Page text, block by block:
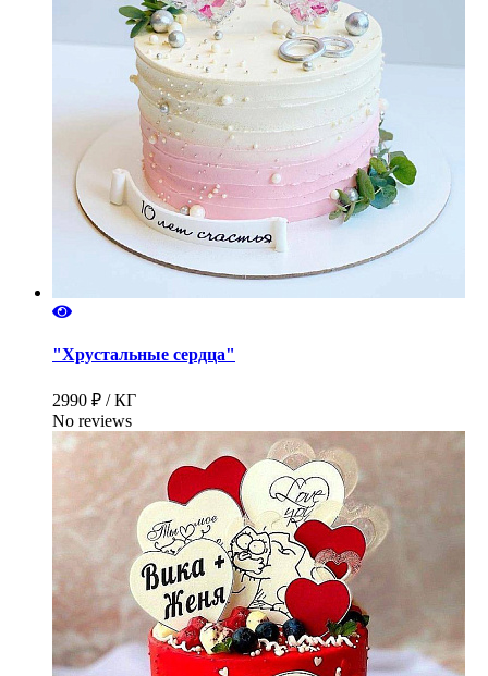
"Хрустальные сердца"
2990 ₽ / КГ
No reviews